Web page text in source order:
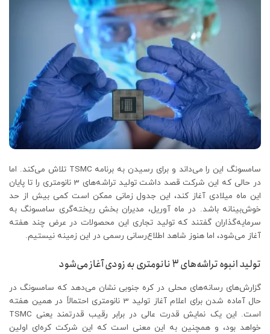
سامسونگ این را می‌داند و برای رسیدن به برنامه TSMC تلاش می‌کند. اما
در حالی که این شرکت قصد داشت تولید تراشه‌های 3 نانومتری را تا پایان
این ماه میلادی آغاز کند، این جدول زمانی ممکن است کمی بیش از حد
خوش‌بینانه باشد. در ماه آوریل، مدیران بخش ریخته‌گری سامسونگ به
سرمایه‌گذاران گفتند که تولید تجاری این محصولات در عرض چند هفته
آغاز می‌شود، اما هنوز شاهد اطلاع‌رسانی رسمی در این زمینه نیستیم.
تولید انبوه تراشه‌های 3 نانومتری به زودی آغاز می‌شود
گزارش‌های رسانه‌های محلی در کره جنوبی نشان می‌دهد که سامسونگ در
حال آماده شدن برای اعلام آغاز تولید 3 نانومتری احتمالاً در همین هفته
است. این یک نمایش قدرت عالی در برابر رقیب قدرتمند یعنی TSMC
خواهد بود، و همچنین به این معنی است که این شرکت کره‌ای اولین